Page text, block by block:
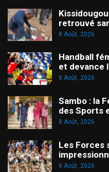
retrouvé
8 Août, 2026
Handball
et devance
8 Août, 2026
Sambo : la
des Sports
8 Août, 2026
Les Forces
8 Août, 2026